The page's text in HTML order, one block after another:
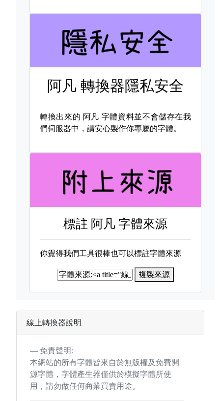
阿凡 轉換器隱私安全
轉換出來的 阿凡 字體資料並不會儲存在我
們伺服器中，請安心製作你專屬的字體。
標註 阿凡 字體來源
你覺得我們工具很棒也可以標註字體來源
複製來源
線上轉換器說明
免責聲明:
本網站的所有字體皆來自於無版權及免費開
源字體，字體產生器僅供於模擬字體所使
用，請勿做任何商業買賣用途。